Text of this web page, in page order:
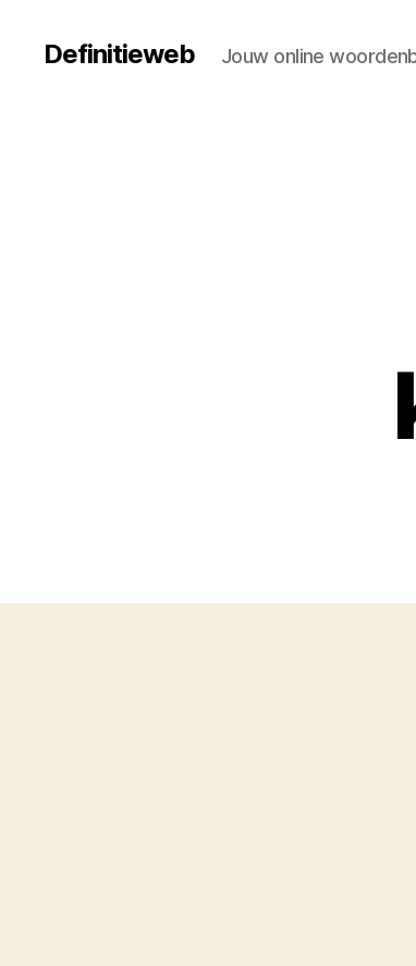
Definitieweb Jouw online